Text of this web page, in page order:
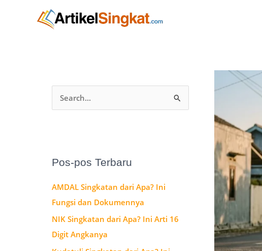
u
t
u
k
:
Pos-pos Terbaru
AMDAL Singkatan dari Apa? Ini
Fungsi dan Dokumennya
NIK Singkatan dari Apa? Ini Arti 16
Digit Angkanya
A
r